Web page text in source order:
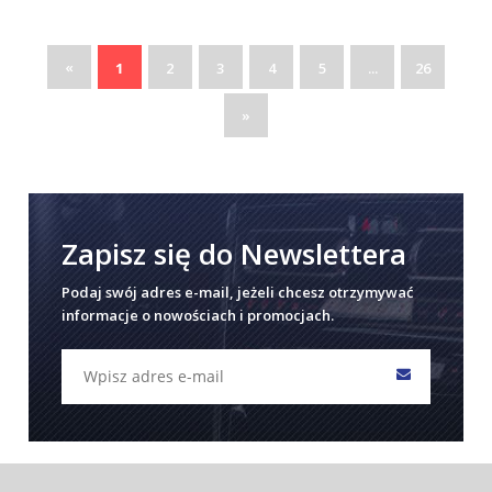
« 1 2 3 4 5 ... 26
»
Zapisz się do Newslettera
Podaj swój adres e-mail, jeżeli chcesz otrzymywać
informacje o nowościach i promocjach.